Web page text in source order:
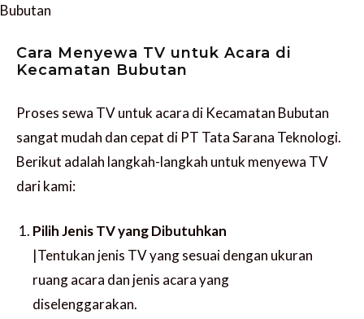
Cara Menyewa TV untuk Acara di
Kecamatan Bubutan
Proses sewa TV untuk acara di Kecamatan Bubutan
sangat mudah dan cepat di PT Tata Sarana Teknologi.
Berikut adalah langkah-langkah untuk menyewa TV
dari kami:
Pilih Jenis TV yang Dibutuhkan
|Tentukan jenis TV yang sesuai dengan ukuran
ruang acara dan jenis acara yang
diselenggarakan.